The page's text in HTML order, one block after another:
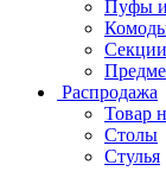
Пуфы и
Секции
Распродажа
Товар
Столы
Стулья